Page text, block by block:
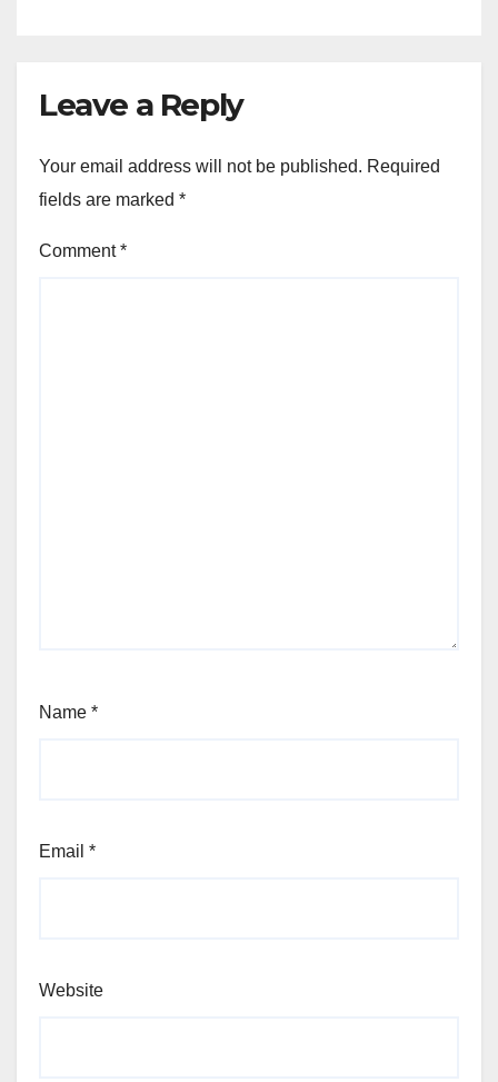
Leave a Reply
Your email address will not be published. Required
fields are marked *
Comment*
Name *
Email *
Website